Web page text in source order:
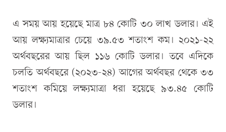
এ সময় আয় হয়েছে মাত্র ৮৪ কোটি ৩০ লাখ ডলার। এই
আয় লক্ষ্যমাত্রার চেয়ে ৩৯.৫৩ শতাংশ কম। ২০২১-২২
অর্থবছরের আয় ছিল ১১৬ কোটি ডলার। তবে এদিকে
চলতি অর্থবছরে (২০২৩-২৪) আগের অর্থবছর থেকে ৩৩
শতাংশ কমিয়ে লক্ষ্যমাত্রা ধরা হয়েছে ৯৩.৪৫ কোটি
ডলার।